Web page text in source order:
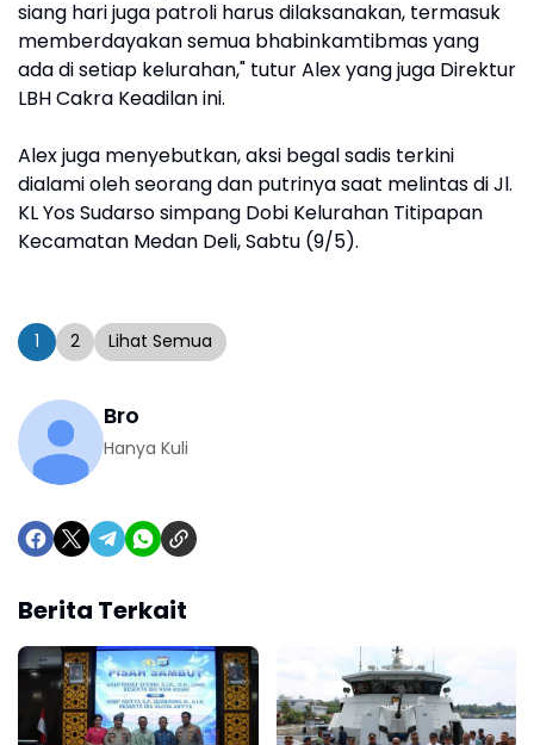
siang hari juga patroli harus dilaksanakan, termasuk
memberdayakan semua bhabinkamtibmas yang
ada di setiap kelurahan," tutur Alex yang juga Direktur
LBH Cakra Keadilan ini.
Alex juga menyebutkan, aksi begal sadis terkini
dialami oleh seorang dan putrinya saat melintas di Jl.
KL Yos Sudarso simpang Dobi Kelurahan Titipapan
Kecamatan Medan Deli, Sabtu (9/5).
1 2 Lihat Semua
Bro
Hanya Kuli
Berita Terkait